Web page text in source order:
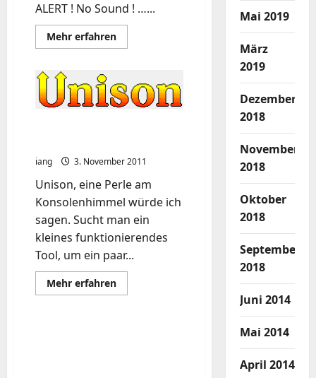
ALERT ! No Sound ! …...
Mehr erfahrenMehr
Informationen
wiederbeleben
iang 3. November 2011
Unison, eine Perle am
Konsolenhimmel würde ich
sagen. Sucht man ein
kleines funktionierendes
Tool, um ein paar...
Mehr erfahrenMehr
Informationen
Mai 2019
März
2019
Dezember
2018
November
2018
Oktober
2018
September
2018
Juni 2014
Mai 2014
April 2014